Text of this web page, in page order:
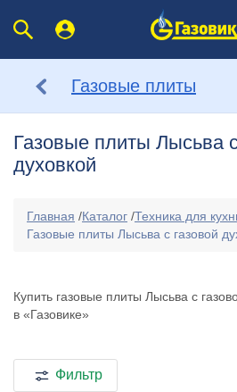
Газовые плиты
Газовые плиты Лысьва
духовкой
Главная /Каталог /Техника для
Газовые плиты Лысьва с газовой
Купить газовые плиты Лысьва с
в «Газовике»
Фильтр